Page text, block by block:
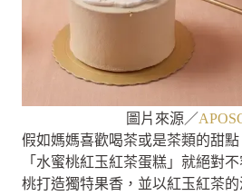
圖片來源／
假如媽媽喜歡喝茶或是茶類的甜
「水蜜桃紅玉紅茶蛋糕」就絕對
桃打造獨特果香，並以紅玉紅茶